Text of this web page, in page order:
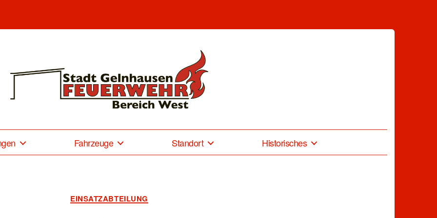
Feuerwehr
West
Fahrzeuge Standort Historisches
EINSATZABTEILUNG